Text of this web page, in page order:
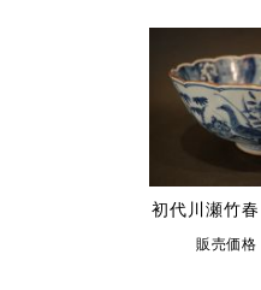
初代川瀬竹
販売価